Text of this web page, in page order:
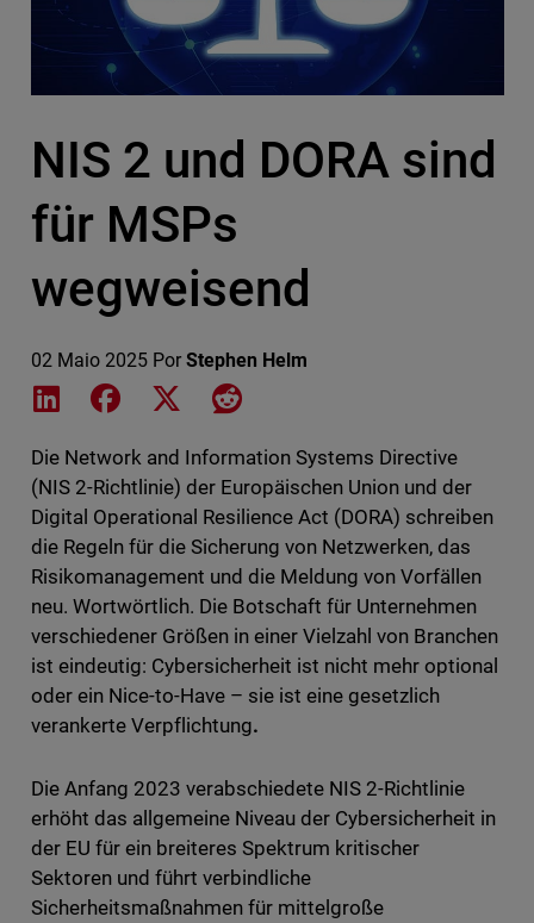
NIS 2 und DORA sind
für MSPs
wegweisend
02 Maio 2025 Por Stephen Helm
Share on LinkedIn
Share on Facebook
Share on XShare on Reddit
Die Network and Information Systems Directive
(NIS 2-Richtlinie) der Europäischen Union und der
Digital Operational Resilience Act (DORA) schreiben
die Regeln für die Sicherung von Netzwerken, das
Risikomanagement und die Meldung von Vorfällen
neu. Wortwörtlich. Die Botschaft für Unternehmen
verschiedener Größen in einer Vielzahl von Branchen
ist eindeutig: Cybersicherheit ist nicht mehr optional
oder ein Nice-to-Have – sie ist eine gesetzlich
verankerte Verpflichtung.
Die Anfang 2023 verabschiedete NIS 2-Richtlinie
erhöht das allgemeine Niveau der Cybersicherheit in
der EU für ein breiteres Spektrum kritischer
Sektoren und führt verbindliche
Sicherheitsmaßnahmen für mittelgroße